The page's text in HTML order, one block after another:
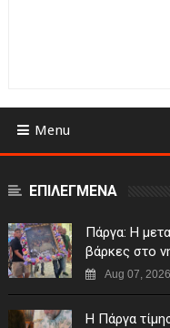
Menu
ΕΠΙΛΕΓΜΕΝΑ
Πάργα: Η
βάρκες στο
Aug 07, 2026
Η Πάργα